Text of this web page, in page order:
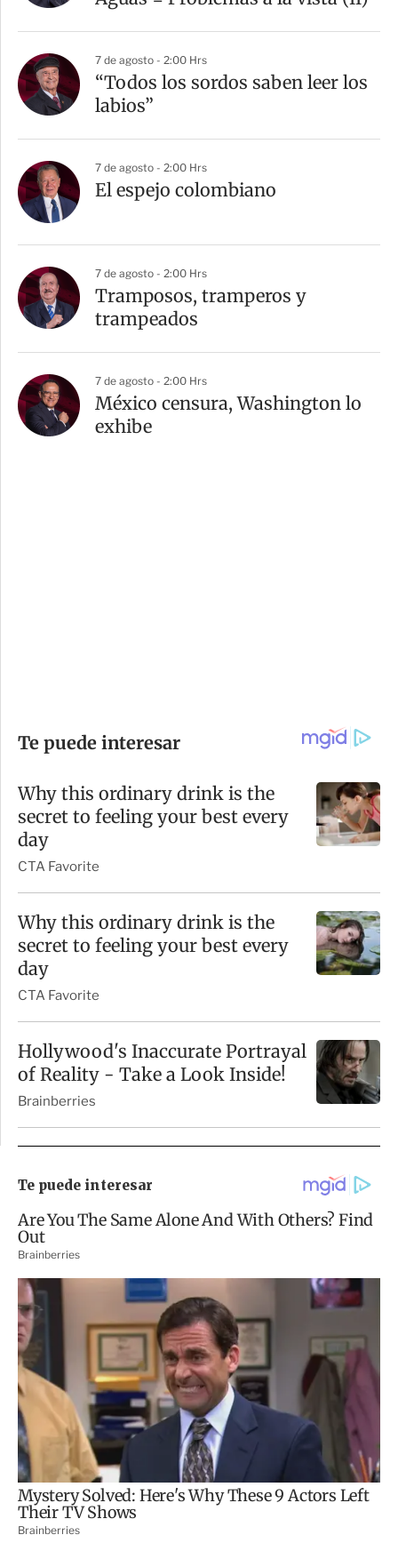
7 de agosto - 2:00 Hrs
“Todos los sordos saben leer los
labios”
7 de agosto - 2:00 Hrs
El espejo colombiano
7 de agosto - 2:00 Hrs
Tramposos, tramperos y
trampeados
7 de agosto - 2:00 Hrs
México censura, Washington lo
exhibe